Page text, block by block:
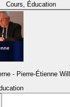
Cours, Éducation
- Pierre-Étienne Will